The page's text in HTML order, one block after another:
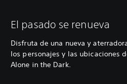
El pasado se renueva
Disfruta de una nueva y
los personajes y las ubicaciones
Alone in the Dark.